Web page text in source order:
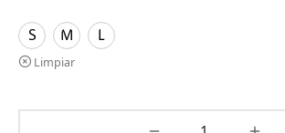
S M L
Limpiar